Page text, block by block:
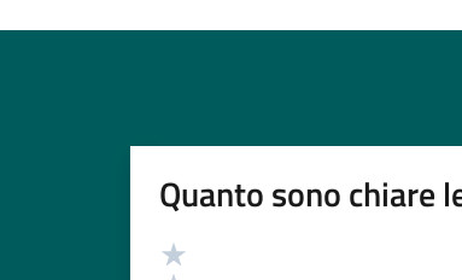
Quanto sono chiare
Valutazione